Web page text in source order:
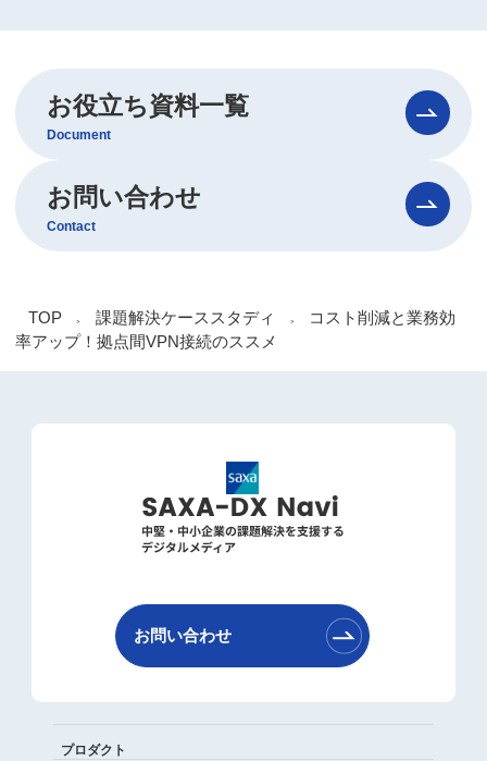
お役立ち資料一覧
Document
お問い合わせ
Contact
TOP > 課題解決ケーススタディ >
コスト削減と業務効
率アップ！拠点間VPN接続のススメ
お問い合わせ
プロダクト